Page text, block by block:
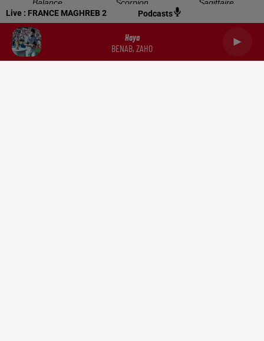
Live : FRANCE MAGHREB 2 Podcasts
Haya
BENAB, ZAHO
Balance Scorpion Sagittaire